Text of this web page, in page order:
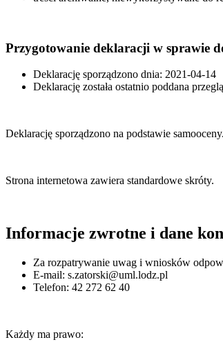
Przygotowanie deklaracji w sprawie
Deklarację sporządzono dnia: 2021-04-14
Deklarację została ostatnio poddana
Deklarację sporządzono na podstawie samooceny.
Strona internetowa zawiera standardowe skróty.
Informacje zwrotne i dane
Za rozpatrywanie uwag i wniosków
E-mail: s.zatorski@uml.lodz.pl
Telefon: 42 272 62 40
Każdy ma prawo: